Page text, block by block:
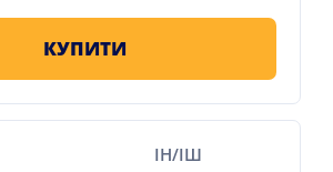
КУПИТИ
ІН/ІШ